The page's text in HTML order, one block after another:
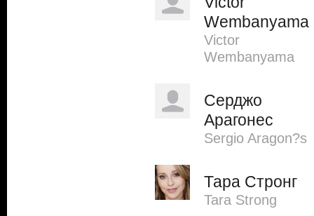
Wembanyama
Victor
Wembanyama
Серджо
Арагонес
Sergio Aragon?s
Тара Стронг
Tara Strong